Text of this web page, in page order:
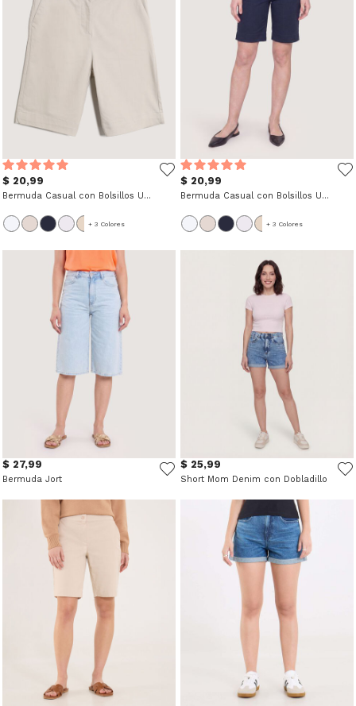
$ 20,99
Bermuda Casual con Bolsillos Unicolor
+ 3 Colores
$ 20,99
Bermuda Casual con Bolsillos Unicolor
+ 3 Colores
$ 27,99
Bermuda Jort
$ 25,99
Short Mom Denim con Dobladillo